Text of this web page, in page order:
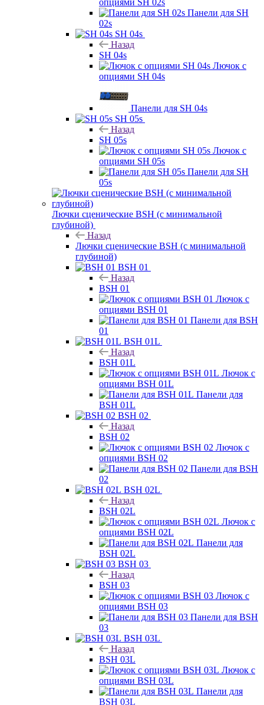
опциями SH 02s
Панели для SH
02s
SH 04s
Назад
SH 04s
Лючок с
опциями SH 04s
Панели для SH 04s
SH 05s
Назад
SH 05s
Лючок с
опциями SH 05s
Панели для SH
05s
Лючки сценические BSH (с минимальной
глубиной)
Назад
Лючки сценические BSH (с минимальной
глубиной)
BSH 01
Назад
BSH 01
Лючок с
опциями BSH 01
Панели для BSH
01
BSH 01L
Назад
BSH 01L
Лючок с
опциями BSH 01L
Панели для
BSH 01L
BSH 02
Назад
BSH 02
Лючок с
опциями BSH 02
Панели для BSH
02
BSH 02L
Назад
BSH 02L
Лючок с
опциями BSH 02L
Панели для
BSH 02L
BSH 03
Назад
BSH 03
Лючок с
опциями BSH 03
Панели для BSH
03
BSH 03L
Назад
BSH 03L
Лючок с
опциями BSH 03L
Панели для
BSH 03L